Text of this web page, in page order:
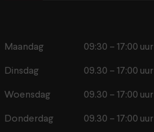
Maandag 09:30 – 17:00 uur
Dinsdag 09.30 – 17:00 uur
Woensdag 09.30 – 17:00 uur
Donderdag 09.30 – 17:00 uur